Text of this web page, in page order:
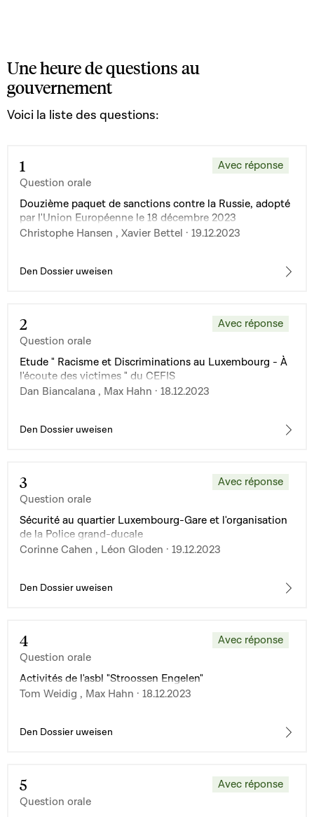
Une heure de questions au
gouvernement
Voici la liste des questions:
1
Question orale
Avec réponse
Douzième paquet de sanctions contre la Russie, adopté
par l'Union Européenne le 18 décembre 2023
Christophe Hansen , Xavier Bettel · 19.12.2023
Den Dossier uweisen
2
Question orale
Avec réponse
Etude " Racisme et Discriminations au Luxembourg - À
l'écoute des victimes " du CEFIS
Dan Biancalana , Max Hahn · 18.12.2023
Den Dossier uweisen
3
Question orale
Avec réponse
Sécurité au quartier Luxembourg-Gare et l'organisation
de la Police grand-ducale
Corinne Cahen , Léon Gloden · 19.12.2023
Den Dossier uweisen
4
Question orale
Avec réponse
Activités de l'asbl "Stroossen Engelen"
Tom Weidig , Max Hahn · 18.12.2023
Den Dossier uweisen
5
Question orale
Avec réponse